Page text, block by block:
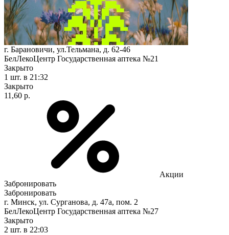
г. Барановичи, ул.Тельмана, д. 62-46
БелЛекоЦентр Государственная аптека №21
Закрыто
1 шт. в 21:32
Закрыто
11,60 р.
Акции
Забронировать
Забронировать
г. Минск, ул. Сурганова, д. 47а, пом. 2
БелЛекоЦентр Государственная аптека №27
Закрыто
2 шт. в 22:03